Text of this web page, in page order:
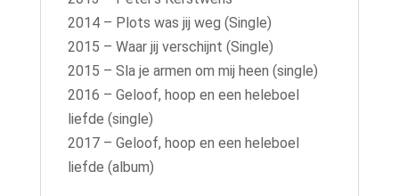
2014 – Plots was jij weg (Single)
2015 – Waar jij verschijnt (Single)
2015 – Sla je armen om mij heen (single)
2016 – Geloof, hoop en een heleboel
liefde (single)
2017 – Geloof, hoop en een heleboel
liefde (album)